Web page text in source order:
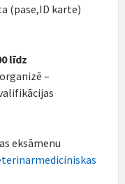
(pase,ID karte)
līdz
–
eksāmenu